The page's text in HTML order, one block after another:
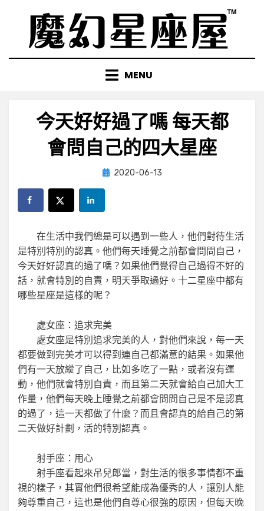
content
MENU
今天好好過了嗎 每天都
會問自己的四大星座
by小編
Posted
2020-06-13
在生活中我們總是可以遇到一些人，他們對待生活
是特別特別的認真。他們每天睡覺之前都會問問自己，
今天好好認真的過了嗎？如果他們覺得自己過得不好的
話，就會特別的自責，明天爭取過好。十二星座中都有
哪些星座是這樣的呢？
處女座：追求完美
處女座是特別追求完美的人，對他們來說，每一天
都要做到完美才可以得到連自己都滿意的結果。如果他
們有一天放縱了自己，比如多吃了一點，或者沒有運
動，他們就會特別自責，而且第二天就會給自己加大工
作量，他們每天晚上睡覺之前都會問問自己是不是認真
的過了，這一天都做了什麼？而且會認真的給自己的第
二天做好計劃，活的特別認真。
射手座：用心
射手座看起來吊兒郎當，對生活的很多事情都不重
視的樣子，其實他們很希望能成為優秀的人，讓別人能
夠尊重自己，這也是他們自尊心很強的原因，但每天晚